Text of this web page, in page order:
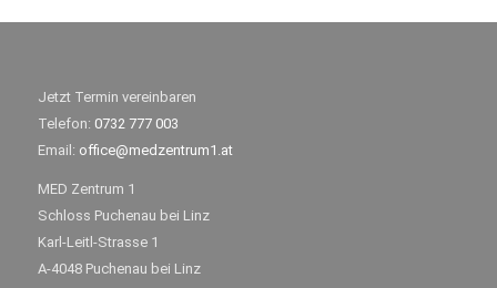
Jetzt Termin vereinbaren
Telefon: 0732 777 003
Email: office@medzentrum1.at
MED Zentrum 1
Schloss Puchenau bei Linz
Karl-Leitl-Strasse 1
A-4048 Puchenau bei Linz